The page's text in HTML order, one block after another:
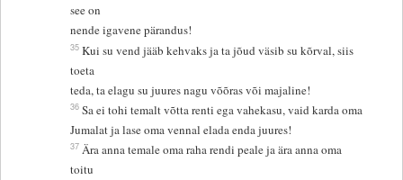
see on
nende igavene pärandus!
35 Kui su vend jääb kehvaks ja ta jõud väsib su kõrval, siis
toeta
teda, ta elagu su juures nagu võõras või majaline!
36 Sa ei tohi temalt võtta renti ega vahekasu, vaid karda oma
Jumalat ja lase oma vennal elada enda juures!
37 Ära anna temale oma raha rendi peale ja ära anna oma
toitu